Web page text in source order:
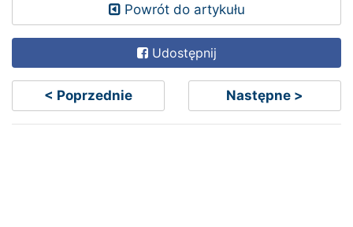
Powrót do artykułu
Udostępnij
< Poprzednie Następne >